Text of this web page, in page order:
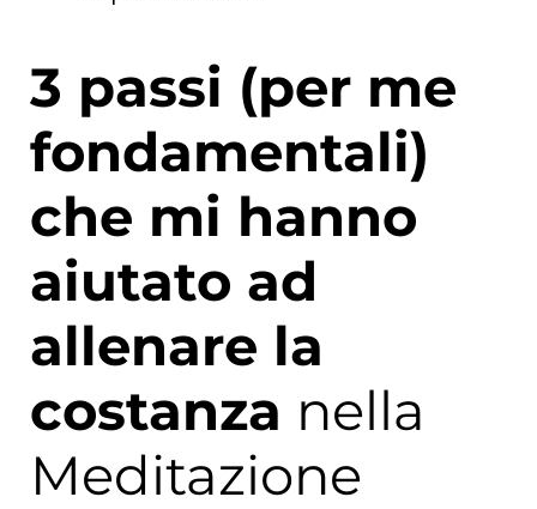
3 passi (per me
fondamentali)
che mi hanno
aiutato ad
allenare la
costanza nella
Meditazione